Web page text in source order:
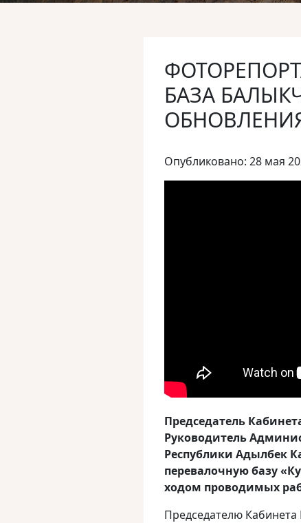
БАЗА
Опубликовано: 28 мая
Председатель
Руководитель
Республики Адылбек
перевалочную базу
ходом проводимых
Председателю